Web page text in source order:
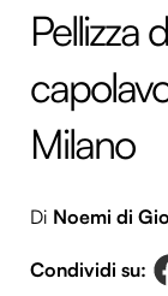
Pellizza
Milano
Di Noemi di